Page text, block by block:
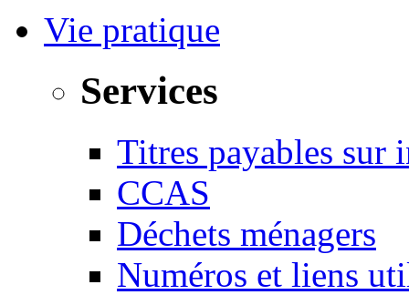
Vie pratique
Services
Titres payables sur
CCAS
Déchets ménagers
Numéros et liens